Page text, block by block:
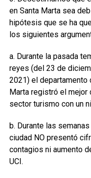
en Santa Marta sea
hipótesis que se ha
los siguientes
a. Durante la pasada
reyes (del 23 de
2021) el departamento
Marta registró el mejor
sector turismo con un
b. Durante las
ciudad NO presentó
contagios ni aumento
UCI.